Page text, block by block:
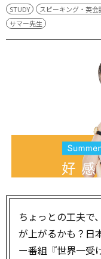
STUDY スピーキング・英会
サマー先生
ちょっとの工夫で
が上がるかも？日
ー番組『世界一受